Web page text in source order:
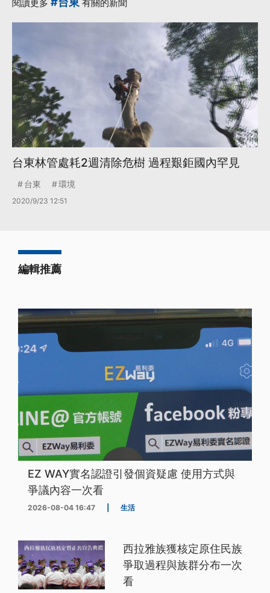
閱讀更多 有關的新聞
台東林管處耗2週清除危樹 過程艱鉅國內罕見
台東 環境
2020/9/23 12:51
編輯推薦
EZ WAY實名認證引發個資疑慮 使用方式與
爭議內容一次看
2026-08-04 16:47 生活
西拉雅族獲核定原住民族
爭取過程與族群分布一次
看